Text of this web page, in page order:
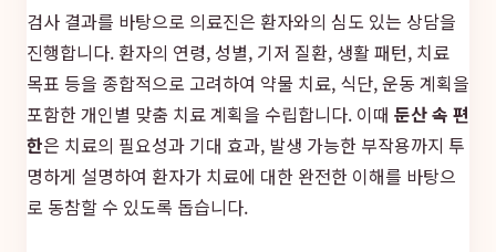
검사 결과를 바탕으로 의료진은 환자와의 심도 있는 상담을
진행합니다. 환자의 연령, 성별, 기저 질환, 생활 패턴, 치료
목표 등을 종합적으로 고려하여 약물 치료, 식단, 운동 계획을
포함한 개인별 맞춤 치료 계획을 수립합니다. 이때 둔산 속 편
한은 치료의 필요성과 기대 효과, 발생 가능한 부작용까지 투
명하게 설명하여 환자가 치료에 대한 완전한 이해를 바탕으
로 동참할 수 있도록 돕습니다.